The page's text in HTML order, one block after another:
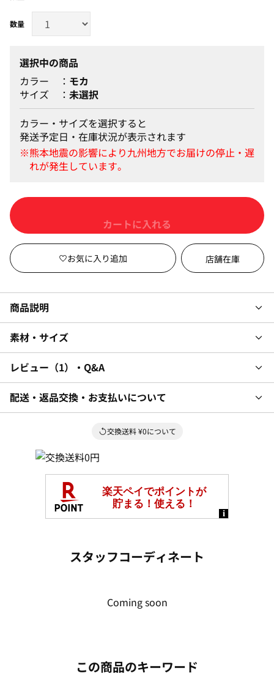
選択中の商品
カラー
モカ
サイズ
未選択
カラー・サイズを選択すると
発送予定日・在庫状況が表示されます
店舗在庫
商品説明
素材・サイズ
レビュー 1 ・Q&A
配送・返品交換・お支払いについて
交換送料 ¥0について
スタッフコーディネート
Coming soon
この商品のキーワード